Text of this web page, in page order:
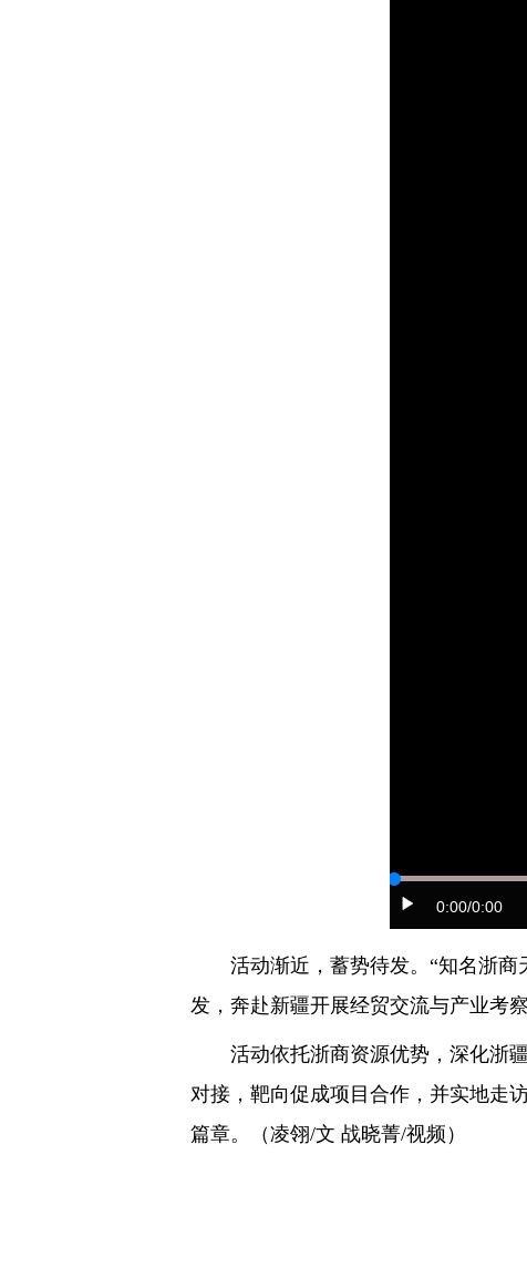
0:00/0:00
活动渐近，蓄势待发。“知名浙商天
发，奔赴新疆开展经贸交流与产业考
活动依托浙商资源优势，深化浙疆
对接，靶向促成项目合作，并实地走
篇章。（凌翎/文 战晓菁/视频）